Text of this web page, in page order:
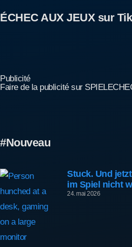
ÉCHEC AUX JEUX sur
Publicité
Faire de la publicité sur
#Nouveau
Stuck. Und
im Spiel nicht
24. mai 2026